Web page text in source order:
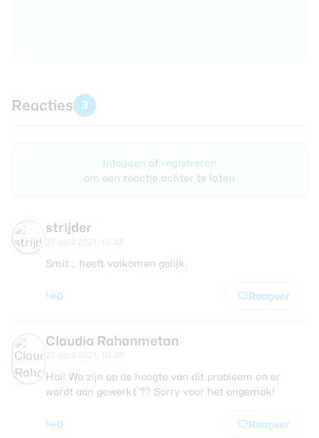
Reacties 3
Inloggen of registreren
om een reactie achter te laten
strijder
Smit… heeft volkomen gelijk.
0 Reageer
Claudia Rahanmetan
Hoi! We zijn op de hoogte van dit probleem en er
wordt aan gewerkt ?? Sorry voor het ongemak!
0 Reageer